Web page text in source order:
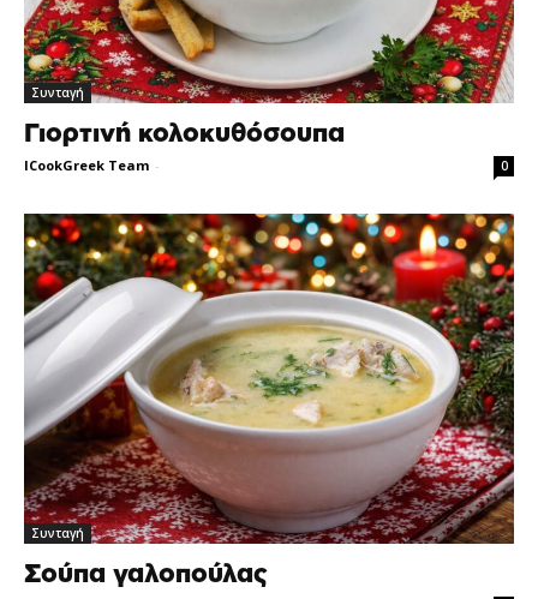
Συνταγή
Γιορτινή κολοκυθόσουπα
ICookGreek Team - 0
Συνταγή
Σούπα γαλοπούλας